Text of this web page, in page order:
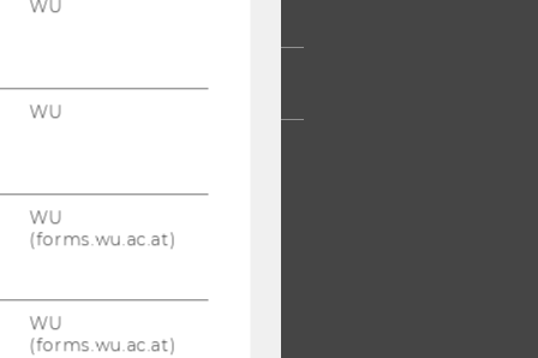
WU
WU
WU
(forms.wu.ac.at)
WU
(forms.wu.ac.at)